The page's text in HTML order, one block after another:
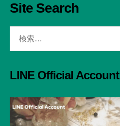
Site Search
LINE Official Account